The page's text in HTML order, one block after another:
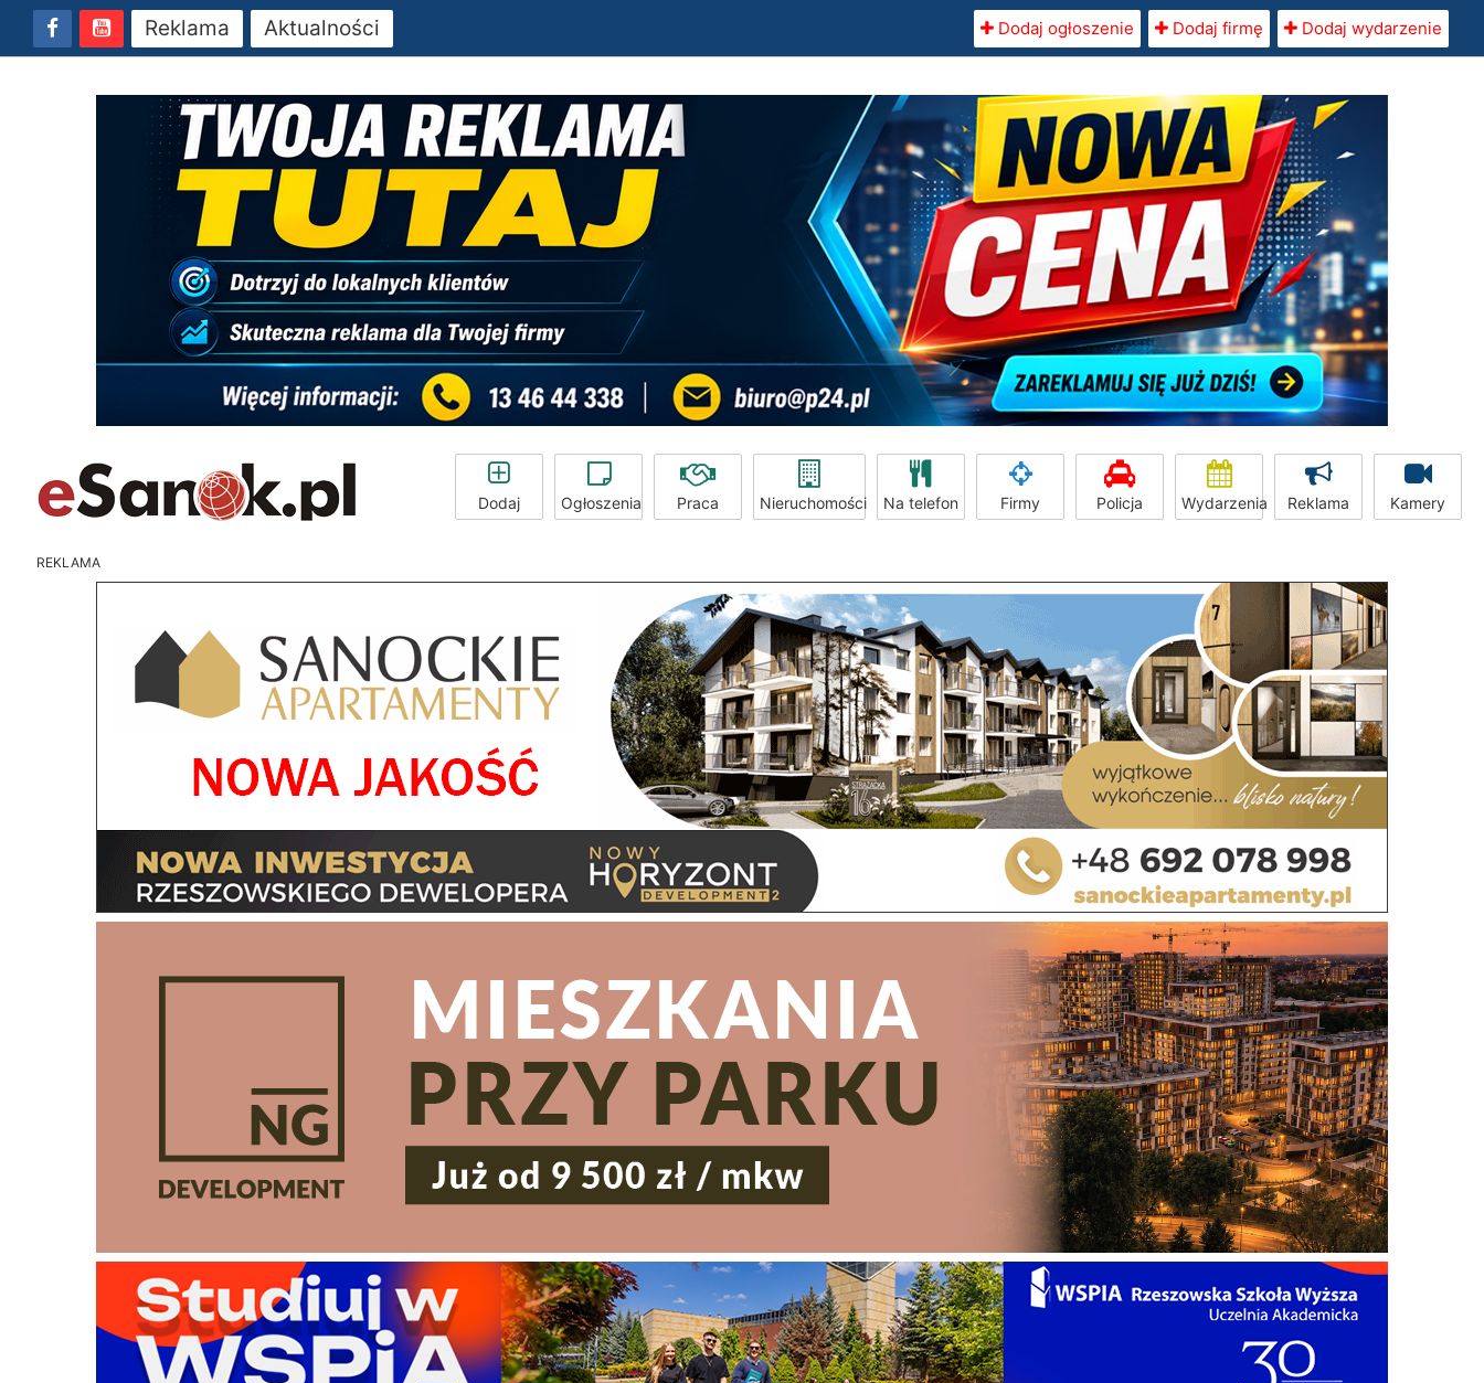
Reklama Aktualności Dodaj ogłoszenie Dodaj firmę Dodaj wydarzenie
Dodaj Ogłoszenia Praca Nieruchomości Na telefon Firmy Policja Wydarzenia Reklama Kamery
REKLAMA